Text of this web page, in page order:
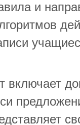
и
включает